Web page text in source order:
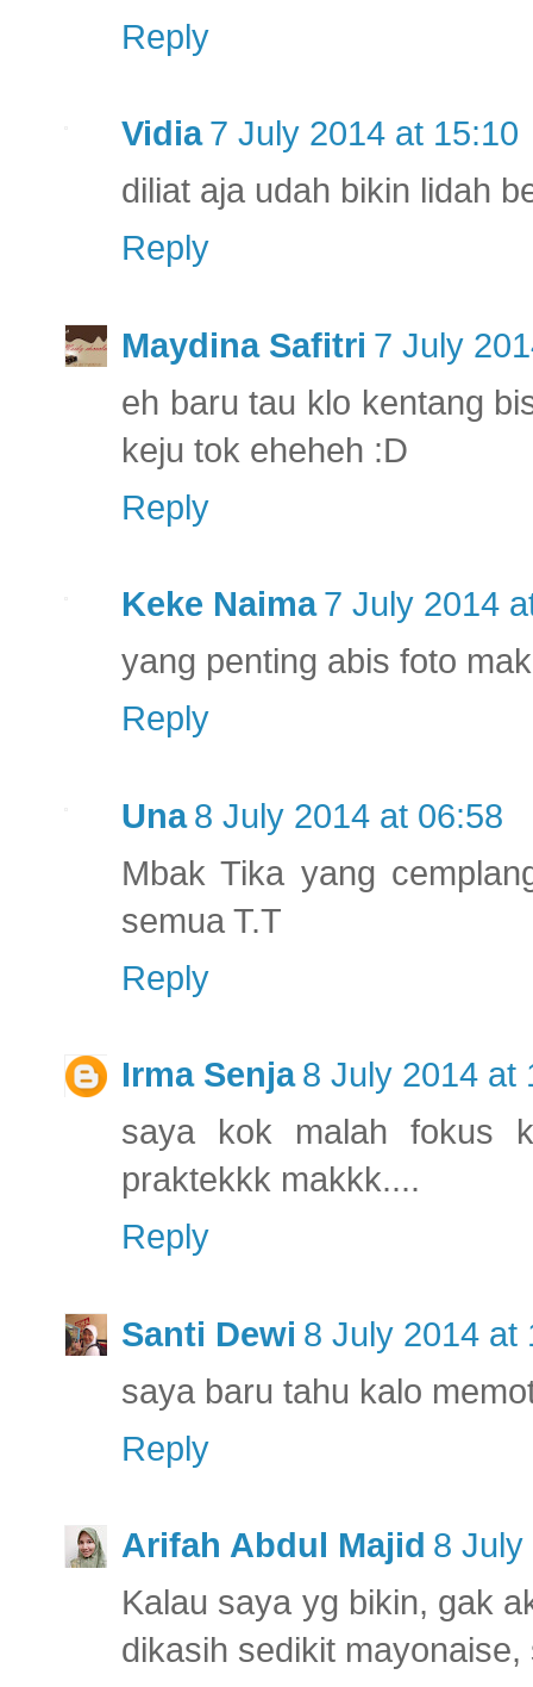
Reply
Vidia 7 July 2014 at 15:10
diliat aja udah bikin lidah
Reply
Maydina Safitri 7 July
eh baru tau klo kentang
keju tok eheheh :D
Reply
Keke Naima 7 July 2014
yang penting abis foto
Reply
Una 8 July 2014 at 06:58
Mbak Tika yang
semua T.T
Reply
Irma Senja 8 July 2014 at
saya kok malah fokus
praktekkk makkk....
Reply
Santi Dewi 8 July 2014 at
saya baru tahu kalo
Reply
Arifah Abdul Majid 8 July
Kalau saya yg bikin, gak
dikasih sedikit